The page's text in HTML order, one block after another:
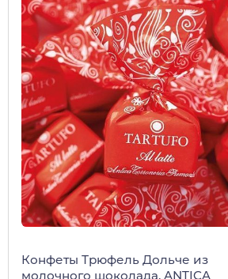
Конфеты Трюфель Дольче из
молочного шоколада, ANTICA